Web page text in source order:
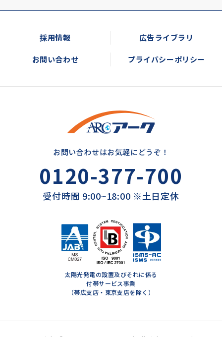
採用情報 広告ライブラリ
お問い合わせ プライバシーポリシー
お問い合わせはお気軽にどうぞ！
0120-377-700
受付時間 9:00~18:00 ※土日定休
太陽光発電の設置及びそれに係る
付帯サービス事業
（帯広支店・東京支店を除く）